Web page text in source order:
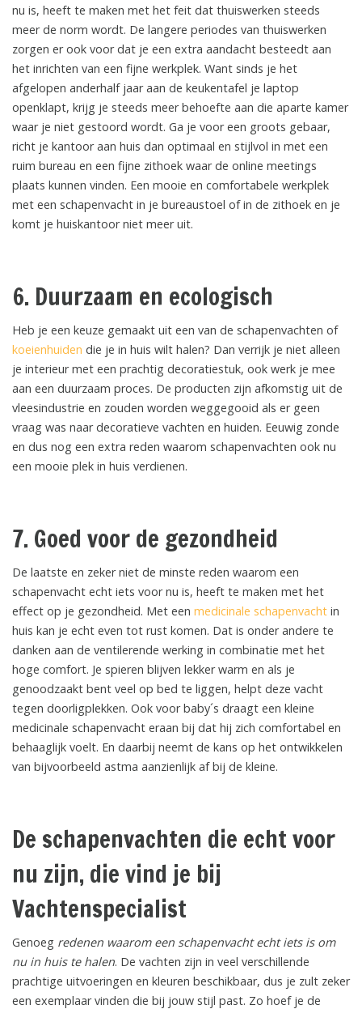
nu is, heeft te maken met het feit dat thuiswerken steeds
meer de norm wordt. De langere periodes van thuiswerken
zorgen er ook voor dat je een extra aandacht besteedt aan
het inrichten van een fijne werkplek. Want sinds je het
afgelopen anderhalf jaar aan de keukentafel je laptop
openklapt, krijg je steeds meer behoefte aan die aparte kamer
waar je niet gestoord wordt. Ga je voor een groots gebaar,
richt je kantoor aan huis dan optimaal en stijlvol in met een
ruim bureau en een fijne zithoek waar de online meetings
plaats kunnen vinden. Een mooie en comfortabele werkplek
met een schapenvacht in je bureaustoel of in de zithoek en je
komt je huiskantoor niet meer uit.
6. Duurzaam en ecologisch
Heb je een keuze gemaakt uit een van de schapenvachten of
koeienhuiden die je in huis wilt halen? Dan verrijk je niet alleen
je interieur met een prachtig decoratiestuk, ook werk je mee
aan een duurzaam proces. De producten zijn afkomstig uit de
vleesindustrie en zouden worden weggegooid als er geen
vraag was naar decoratieve vachten en huiden. Eeuwig zonde
en dus nog een extra reden waarom schapenvachten ook nu
een mooie plek in huis verdienen.
7. Goed voor de gezondheid
De laatste en zeker niet de minste reden waarom een
schapenvacht echt iets voor nu is, heeft te maken met het
effect op je gezondheid. Met een medicinale schapenvacht in
huis kan je echt even tot rust komen. Dat is onder andere te
danken aan de ventilerende werking in combinatie met het
hoge comfort. Je spieren blijven lekker warm en als je
genoodzaakt bent veel op bed te liggen, helpt deze vacht
tegen doorligplekken. Ook voor baby´s draagt een kleine
medicinale schapenvacht eraan bij dat hij zich comfortabel en
behaaglijk voelt. En daarbij neemt de kans op het ontwikkelen
van bijvoorbeeld astma aanzienlijk af bij de kleine.
De schapenvachten die echt voor
nu zijn, die vind je bij
Vachtenspecialist
Genoeg redenen waarom een schapenvacht echt iets is om
nu in huis te halen. De vachten zijn in veel verschillende
prachtige uitvoeringen en kleuren beschikbaar, dus je zult zeker
een exemplaar vinden die bij jouw stijl past. Zo hoef je de